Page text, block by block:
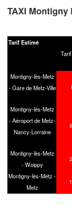
TAXI Montigny
Tarif Estimé
Montigny-lès-Metz
- Gare de Metz-Ville
Montigny-lès-Metz
- Aéroport de Metz-
Nancy-Lorraine
Montigny-lès-Metz
- Woippy
Montigny-lès-Metz -
Metz